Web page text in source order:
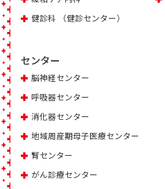
健診科 （健診センター）
センター
脳神経センター
呼吸器センター
消化器センター
地域周産期母子医療センター
腎センター
がん診療センター